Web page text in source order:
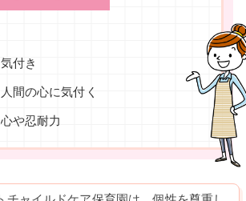
付き
間の心に気付く
や忍耐力